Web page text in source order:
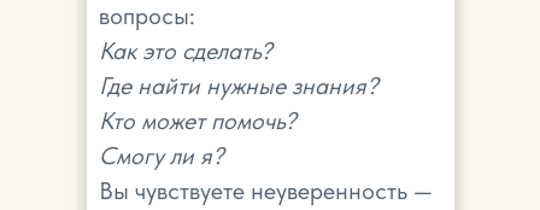
вопросы:
Как это сделать?
Где найти нужные знания?
Кто может помочь?
Смогу ли я?
Вы чувствуете неуверенность —